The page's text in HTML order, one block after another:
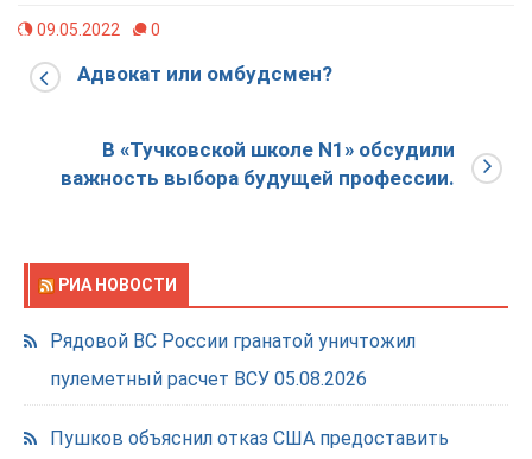
09.05.2022 0
Адвокат или омбудсмен?
В «Тучковской школе N1» обсудили
важность выбора будущей профессии.
РИА НОВОСТИ
Рядовой ВС России гранатой уничтожил
пулеметный расчет ВСУ 05.08.2026
Пушков объяснил отказ США предоставить